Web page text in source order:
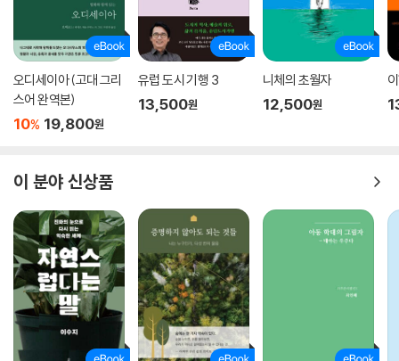
오디세이아 (고대 그리
스어 완역본)
10% 19,800원
유럽 도시 기행 3
13,500원
니체의 초월자
12,500원
이 분야 신상품